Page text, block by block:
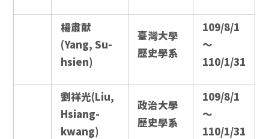
楊肅献
(Yang, Su-
hsien)
臺灣大學
歷史學系
109/8/1
～
110/1/31
劉祥光(Liu,
Hsiang-
kwang)
政治大學
歷史學系
109/8/1
～
110/1/31